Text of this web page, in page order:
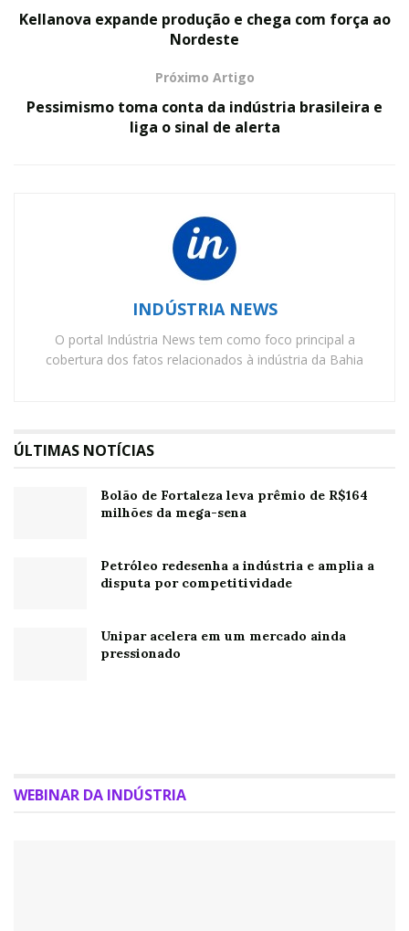
Kellanova expande produção e chega com força ao
Nordeste
Próximo Artigo
Pessimismo toma conta da indústria brasileira e
liga o sinal de alerta
INDÚSTRIA NEWS
O portal Indústria News tem como foco principal a
cobertura dos fatos relacionados à indústria da Bahia
ÚLTIMAS NOTÍCIAS
Bolão de Fortaleza leva prêmio de R$164
milhões da mega-sena
Petróleo redesenha a indústria e amplia a
disputa por competitividade
Unipar acelera em um mercado ainda
pressionado
WEBINAR DA INDÚSTRIA